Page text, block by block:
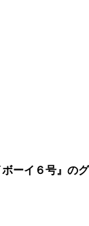
ーイ６号』のグ